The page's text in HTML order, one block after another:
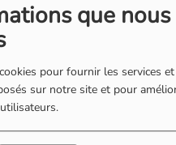
que nous
pour fournir les services
sur notre site et pour
Five
Unsquare Dance